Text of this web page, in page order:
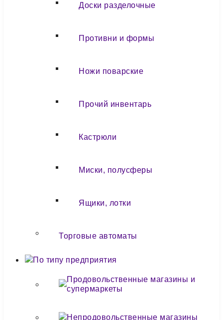
Доски разделочные
Противни и формы
Ножи поварские
Прочий инвентарь
Кастрюли
Миски, полусферы
Ящики, лотки
Торговые автоматы
По типу предприятия
Продовольственные магазины и
супермаркеты
Непродовольственные магазины